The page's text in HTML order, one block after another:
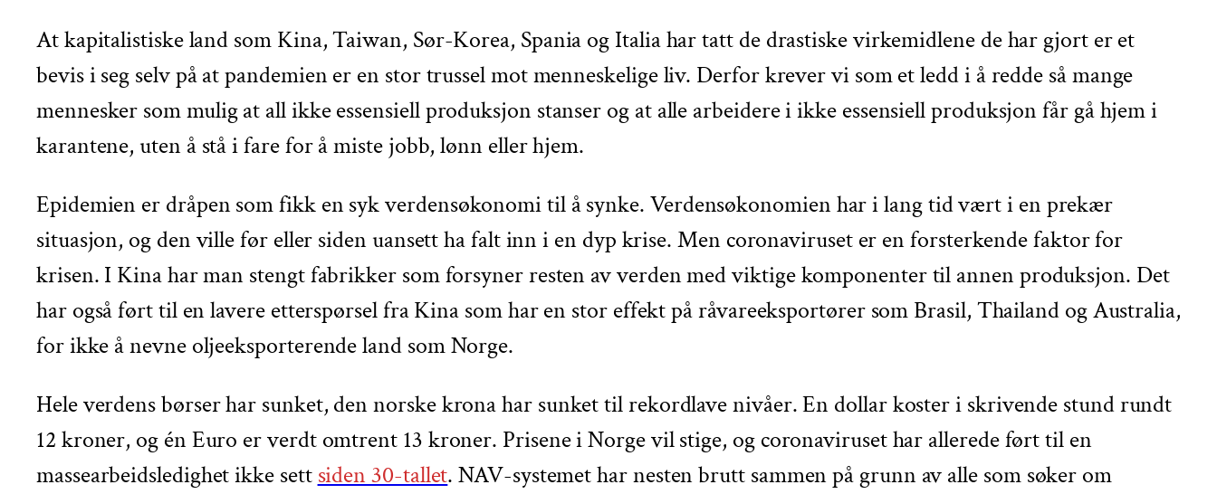
At kapitalistiske land som Kina, Taiwan, Sør-Korea, Spania og Italia har tatt de drastiske virkemidlene de har gjort er et
bevis i seg selv på at pandemien er en stor trussel mot menneskelige liv. Derfor krever vi som et ledd i å redde så mange
mennesker som mulig at all ikke essensiell produksjon stanser og at alle arbeidere i ikke essensiell produksjon får gå hjem i
karantene, uten å stå i fare for å miste jobb, lønn eller hjem.
Epidemien er dråpen som fikk en syk verdensøkonomi til å synke. Verdensøkonomien har i lang tid vært i en prekær
situasjon, og den ville før eller siden uansett ha falt inn i en dyp krise. Men coronaviruset er en forsterkende faktor for
krisen. I Kina har man stengt fabrikker som forsyner resten av verden med viktige komponenter til annen produksjon. Det
har også ført til en lavere etterspørsel fra Kina som har en stor effekt på råvareeksportører som Brasil, Thailand og Australia,
for ikke å nevne oljeeksporterende land som Norge.
Hele verdens børser har sunket, den norske krona har sunket til rekordlave nivåer. En dollar koster i skrivende stund rundt
12 kroner, og én Euro er verdt omtrent 13 kroner. Prisene i Norge vil stige, og coronaviruset har allerede ført til en
massearbeidsledighet ikke sett siden 30-tallet. NAV-systemet har nesten brutt sammen på grunn av alle som søker om